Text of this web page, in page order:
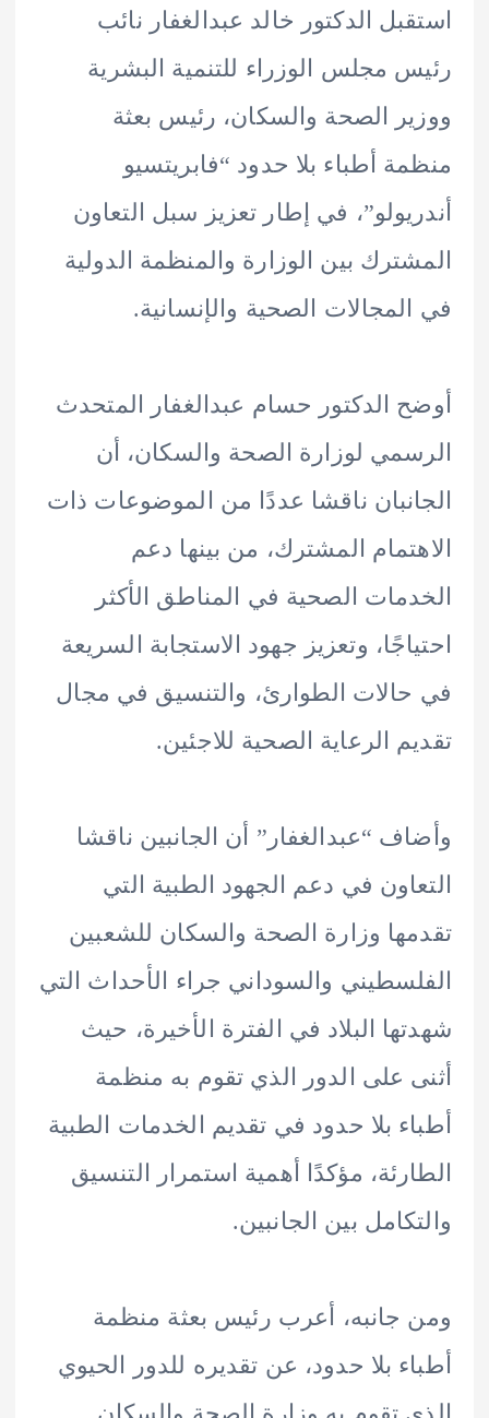
الدكتور خالد عبدالغفار نائب
مجلس الوزراء للتنمية البشرية
الصحة والسكان، رئيس بعثة
أطباء بلا حدود “فابريتسيو
في إطار تعزيز سبل التعاون
بين الوزارة والمنظمة الدولية
الصحية والإنسانية.
الدكتور حسام عبدالغفار المتحدث
لوزارة الصحة والسكان، أن
ناقشا عددًا من الموضوعات ذات
المشترك، من بينها دعم
الصحية في المناطق الأكثر
وتعزيز جهود الاستجابة السريعة
الطوارئ، والتنسيق في مجال
الرعاية الصحية للاجئين.
“عبدالغفار” أن الجانبين ناقشا
في دعم الجهود الطبية التي
وزارة الصحة والسكان للشعبين
والسوداني جراء الأحداث التي
البلاد في الفترة الأخيرة، حيث
على الدور الذي تقوم به منظمة
بلا حدود في تقديم الخدمات الطبية
مؤكدًا أهمية استمرار التنسيق
بين الجانبين.
جانبه، أعرب رئيس بعثة منظمة
بلا حدود، عن تقديره للدور الحيوي